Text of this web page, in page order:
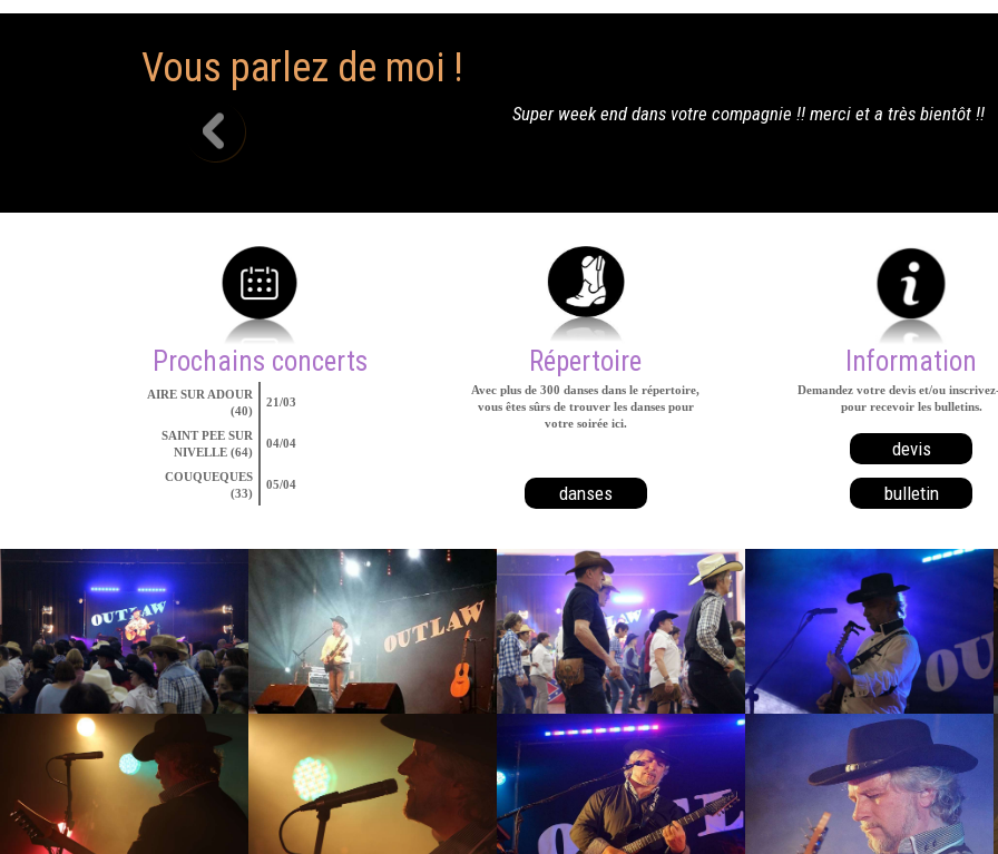
Vous parlez de moi !
Super week end dans votre compagnie !! merci et a très bientôt !!
Prochains concerts
AIRE SUR ADOUR
(40)
21/03
SAINT PEE SUR
NIVELLE (64)
04/04
COUQUEQUES
(33)
05/04
Répertoire
Avec plus de 300 danses dans le répertoire,
vous êtes sûrs de trouver les danses pour
votre soirée ici.
danses
Information
Demandez votre devis et/ou
pour recevoir les bulletins.
devis
bulletin